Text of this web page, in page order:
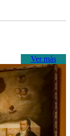
Ver más